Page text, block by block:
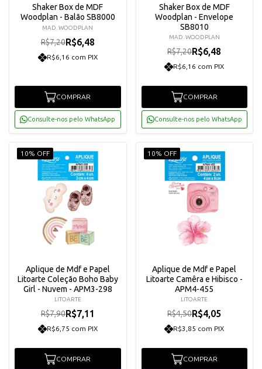
Shaker Box de MDF
Woodplan - Balão SB8000
MAD. WOODPLAN
R$7,20R$6,48
R$6,16 com PIX
COMPRAR
Consulte-nos pelo WhatsApp
Shaker Box de MDF
Woodplan - Envelope
SB8010
MAD. WOODPLAN
R$7,20R$6,48
R$6,16 com PIX
COMPRAR
Consulte-nos pelo WhatsApp
10% OFF
Aplique de Mdf e Papel
Litoarte Coleção Boho Baby
Girl - Nuvem - APM3-298
LITOARTE
R$7,90R$7,11
R$6,75 com PIX
COMPRAR
10% OFF
Aplique de Mdf e Papel
Litoarte Camêra e Hibisco -
APM4-455
LITOARTE
R$4,50R$4,05
R$3,85 com PIX
COMPRAR